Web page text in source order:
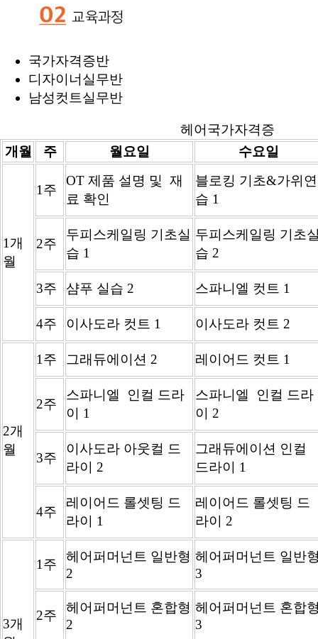
국가자격증반
디자이너실무반
남성컷트실무반
헤어국가자격증
개월
주 월요일 수요일
1개
월
1주
OT 제품 설명 및 재
료 확인
블로킹 기초&가위연
습 1
2주
두피스케일링 기초실
습 1
두피스케일링 기초
습 2
3주 샴푸 실습 2 스파니엘 컷트 1
4주 이사도라 컷트 1 이사도라 컷트 2
2개
월
1주 그래듀에이션 2 레이어드 컷트 1
2주
스파니엘 인컬 드라
이 1
스파니엘 인컬 드라
이 2
3주
이사도라 아웃컬 드
라이 2
그래듀에이션 인컬
드라이 1
4주
레이어드 롤셋팅 드
라이 1
레이어드 롤셋팅 드
라이 2
3개
1주
헤어퍼머넌트 일반형
2
헤어퍼머넌트 일반
3
2주
헤어퍼머넌트 혼합형
2
헤어퍼머넌트 혼합
3